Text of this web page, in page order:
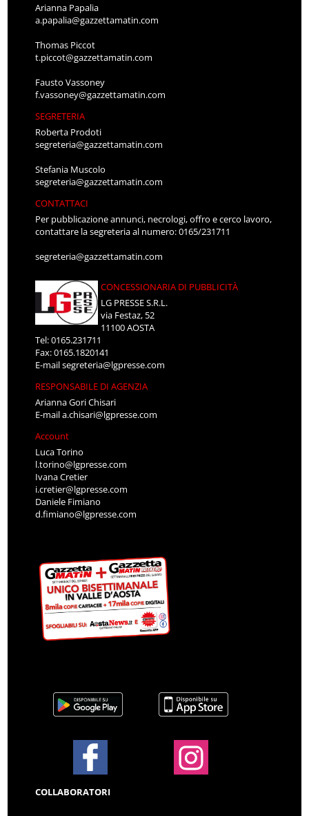
Arianna Papalia
a.papalia@gazzettamatin.com
Thomas Piccot
t.piccot@gazzettamatin.com
Fausto Vassoney
f.vassoney@gazzettamatin.com
SEGRETERIA
Roberta Prodoti
segreteria@gazzettamatin.com
Stefania Muscolo
segreteria@gazzettamatin.com
CONTATTACI
Per pubblicazione annunci, necrologi, offro e cerco lavoro,
contattare la segreteria al numero: 0165/231711
segreteria@gazzettamatin.com
CONCESSIONARIA DI PUBBLICITÀ
LG PRESSE S.R.L.
via Festaz, 52
11100 AOSTA
Tel: 0165.231711
Fax: 0165.1820141
E-mailsegreteria@lgpresse.com
RESPONSABILE DI AGENZIA
Arianna Gori Chisari
E-maila.chisari@lgpresse.com
Account
Luca Torino
l.torino@lgpresse.com
Ivana Cretier
i.cretier@lgpresse.com
Daniele Fimiano
d.fimiano@lgpresse.com
COLLABORATORI